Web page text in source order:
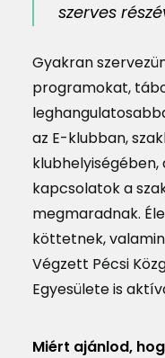
szerves
Gyakran
programokat,
az E-klubban,
klubhelyiségében,
kapcsolatok a
megmaradnak.
köttetnek,
Végzett Pécsi
Egyesülete is
Miért ajánlod,